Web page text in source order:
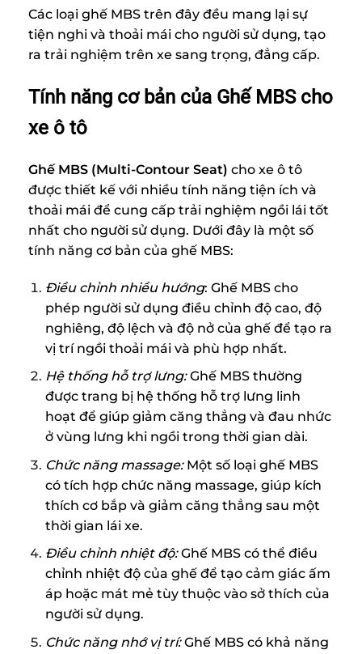
Các loại ghế MBS trên đây đều mang lại sự
tiện nghi và thoải mái cho người sử dụng, tạo
ra trải nghiệm trên xe sang trọng, đẳng cấp.
Tính năng cơ bản của Ghế MBS cho
xe ô tô
Ghế MBS (Multi-Contour Seat) cho xe ô tô
được thiết kế với nhiều tính năng tiện ích và
thoải mái để cung cấp trải nghiệm ngồi lái tốt
nhất cho người sử dụng. Dưới đây là một số
tính năng cơ bản của ghế MBS:
Điều chỉnh nhiều hướng: Ghế MBS cho
phép người sử dụng điều chỉnh độ cao, độ
nghiêng, độ lệch và độ nở của ghế để tạo ra
vị trí ngồi thoải mái và phù hợp nhất.
Hệ thống hỗ trợ lưng:Ghế MBS thường
được trang bị hệ thống hỗ trợ lưng linh
hoạt để giúp giảm căng thẳng và đau nhức
ở vùng lưng khi ngồi trong thời gian dài.
Chức năng massage:Một số loại ghế MBS
có tích hợp chức năng massage, giúp kích
thích cơ bắp và giảm căng thẳng sau một
thời gian lái xe.
Điều chỉnh nhiệt độ:Ghế MBS có thể điều
chỉnh nhiệt độ của ghế để tạo cảm giác ấm
áp hoặc mát mẻ tùy thuộc vào sở thích của
người sử dụng.
Chức năng nhớ vị trí:Ghế MBS có khả năng